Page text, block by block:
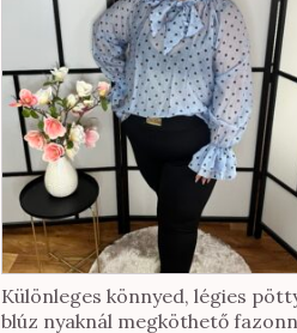
Különleges könnyed, légies
blúz nyaknál megköthető